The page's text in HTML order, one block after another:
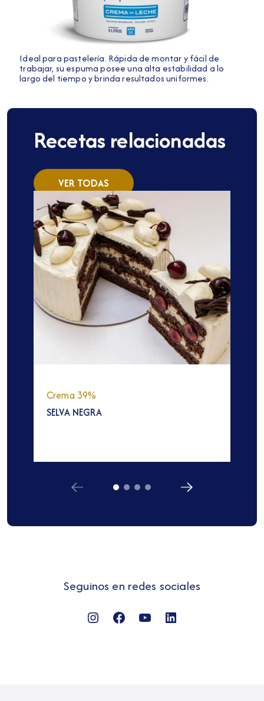
Ideal para pastelería. Rápida de montar y fácil de
trabajar, su espuma posee una alta estabilidad a lo
largo del tiempo y brinda resultados uniformes.
Recetas relacionadas
VER TODAS
Crema 39%
SELVA NEGRA
Seguinos en redes sociales
Instagram
Facebook
YouTubeLinkedIn